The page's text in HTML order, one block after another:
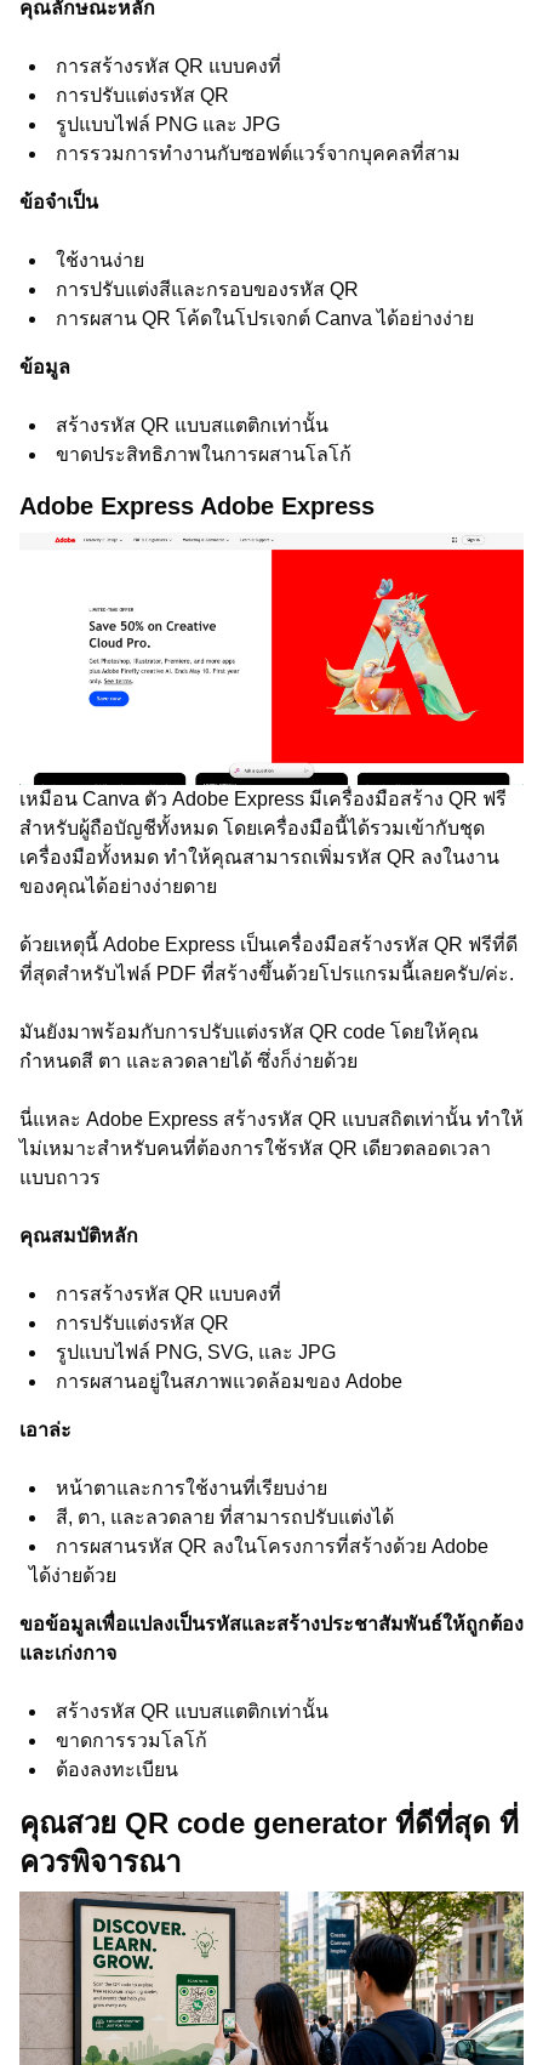
คุณลักษณะหลัก
การสร้างรหัส QR แบบคงที่
การปรับแต่งรหัส QR
รูปแบบไฟล์ PNG และ JPG
การรวมการทำงานกับซอฟต์แวร์จากบุคคลที่สาม
ข้อจำเป็น
ใช้งานง่าย
การปรับแต่งสีและกรอบของรหัส QR
การผสาน QR โค้ดในโปรเจกต์ Canva ได้อย่างง่าย
ข้อมูล
สร้างรหัส QR แบบสแตติกเท่านั้น
ขาดประสิทธิภาพในการผสานโลโก้
Adobe Express Adobe Express
เหมือน Canva ตัว Adobe Express มีเครื่องมือสร้าง QR ฟรี
สำหรับผู้ถือบัญชีทั้งหมด โดยเครื่องมือนี้ได้รวมเข้ากับชุด
เครื่องมือทั้งหมด ทำให้คุณสามารถเพิ่มรหัส QR ลงในงาน
ของคุณได้อย่างง่ายดาย
ด้วยเหตุนี้ Adobe Express เป็นเครื่องมือสร้างรหัส QR ฟรีที่ดี
ที่สุดสำหรับไฟล์ PDF ที่สร้างขึ้นด้วยโปรแกรมนี้เลยครับ/ค่ะ.
มันยังมาพร้อมกับการปรับแต่งรหัส QR code โดยให้คุณ
กำหนดสี ตา และลวดลายได้ ซึ่งก็ง่ายด้วย
นี่แหละ Adobe Express สร้างรหัส QR แบบสถิตเท่านั้น ทำให้
ไม่เหมาะสำหรับคนที่ต้องการใช้รหัส QR เดียวตลอดเวลา
แบบถาวร
คุณสมบัติหลัก
การสร้างรหัส QR แบบคงที่
การปรับแต่งรหัส QR
รูปแบบไฟล์ PNG, SVG, และ JPG
การผสานอยู่ในสภาพแวดล้อมของ Adobe
เอาล่ะ
หน้าตาและการใช้งานที่เรียบง่าย
สี, ตา, และลวดลาย ที่สามารถปรับแต่งได้
การผสานรหัส QR ลงในโครงการที่สร้างด้วย Adobe
ได้ง่ายด้วย
ขอข้อมูลเพื่อแปลงเป็นรหัสและสร้างประชาสัมพันธ์ให้ถูกต้อง
และเก่งกาจ
สร้างรหัส QR แบบสแตติกเท่านั้น
ขาดการรวมโลโก้
ต้องลงทะเบียน
คุณสวย QR code generator ที่ดีที่สุด ที่
ควรพิจารณา